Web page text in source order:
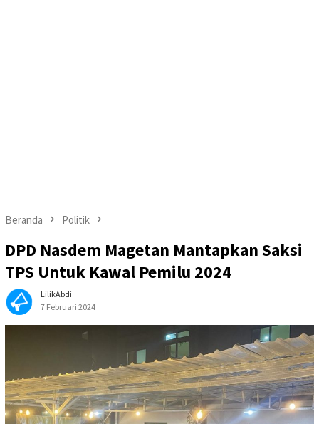
Beranda Politik
DPD Nasdem Magetan Mantapkan Saksi
TPS Untuk Kawal Pemilu 2024
LilikAbdi
7 Februari 2024